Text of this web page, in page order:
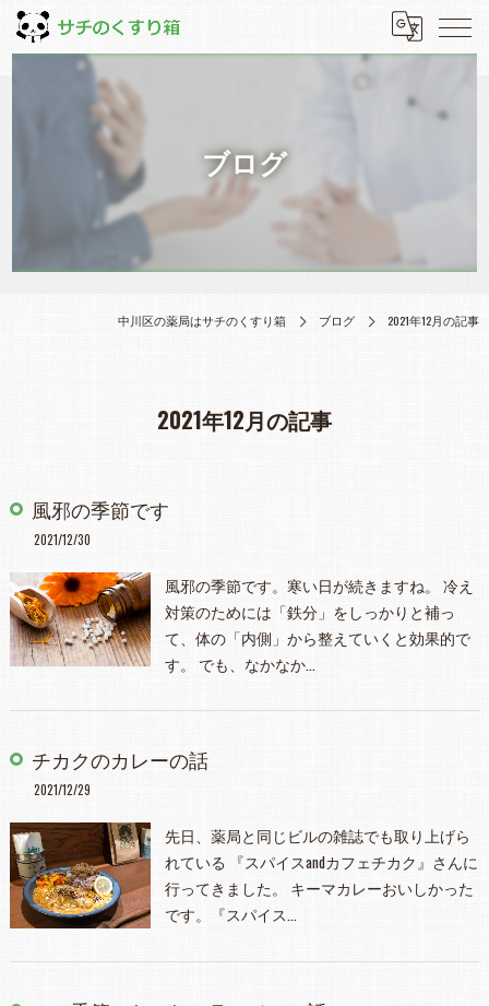
ブログ
中川区の薬局はサチのくすり箱 ブログ 2021年12月の記事
2021年12月の記事
風邪の季節です
2021/12/30
風邪の季節です。寒い日が続きますね。 冷え
対策のためには「鉄分」をしっかりと補っ
て、体の「内側」から整えていくと効果的で
す。 でも、なかなか…
チカクのカレーの話
2021/12/29
先日、薬局と同じビルの雑誌でも取り上げら
れている 『スパイスandカフェチカク』さんに
行ってきました。 キーマカレーおいしかった
です。『スパイス…